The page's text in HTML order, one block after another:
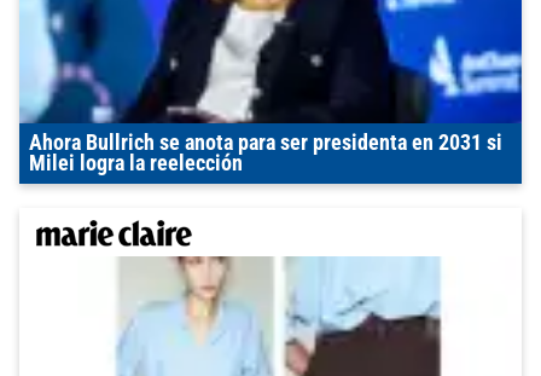
Ahora Bullrich se anota para ser presidenta en 2031 si
Milei logra la reelección